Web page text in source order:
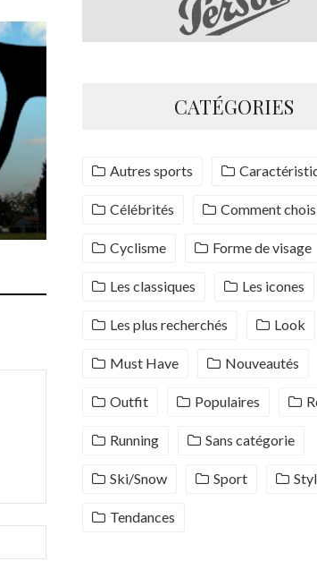
CATÉGORIES
Autres sports
Célébrités Comment
Cyclisme Forme de visage
Les classiques Les icones
Les plus recherchés Look
Must Have Nouveautés
Outfit Populaires
Running Sans catégorie
Ski/Snow Sport
Tendances